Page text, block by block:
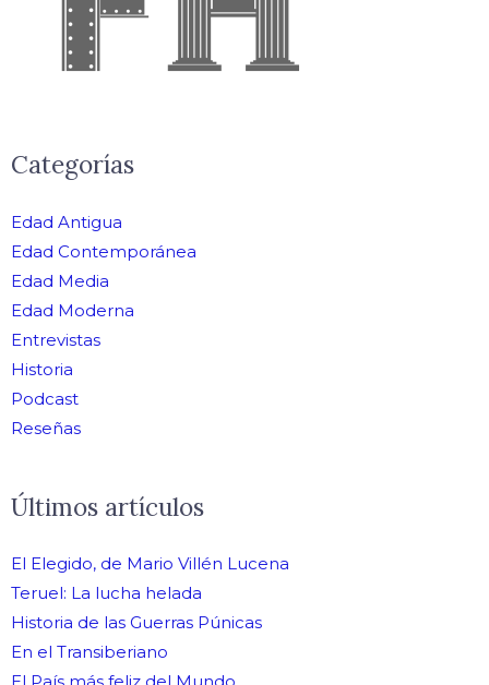
Categorías
Edad Antigua
Edad Contemporánea
Edad Media
Edad Moderna
Entrevistas
Historia
Podcast
Reseñas
Últimos artículos
El Elegido, de Mario Villén Lucena
Teruel: La lucha helada
Historia de las Guerras Púnicas
En el Transiberiano